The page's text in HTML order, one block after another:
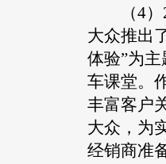
（4）
大众推出
体验”为
车课堂。
丰富客户
大众 ，为
经销商准